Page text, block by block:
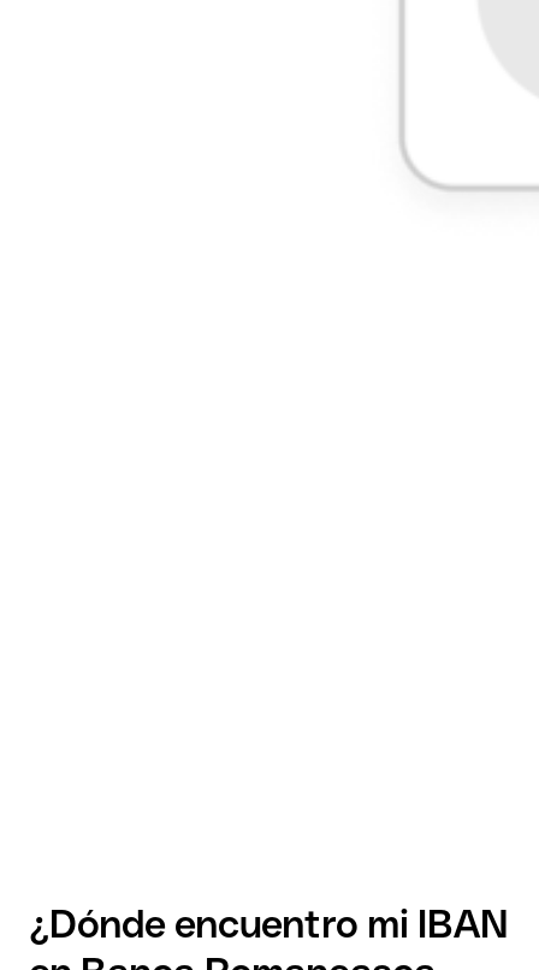
¿Dónde encuentro mi IBAN